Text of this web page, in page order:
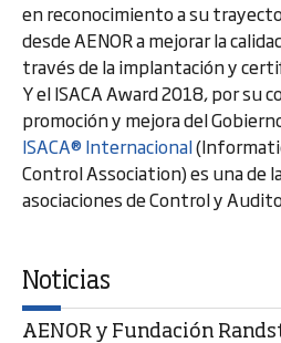
en reconocimiento a su
desde AENOR a mejorar la
través de la implantación y
Y el ISACA Award 2018, por su
promoción y mejora del
ISACA® Internacional
Control Association) es una de
asociaciones de Control y
Noticias
AENOR y Fundación